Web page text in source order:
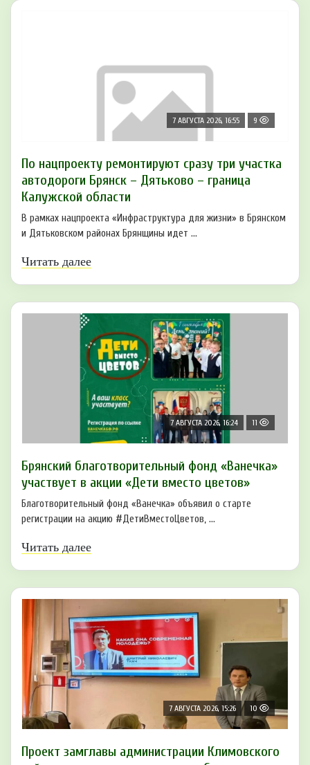
7 АВГУСТА 2026, 16:55 9
По нацпроекту ремонтируют сразу три участка
автодороги Брянск – Дятьково – граница
Калужской области
В рамках нацпроекта «Инфраструктура для жизни» в Брянском
и Дятьковском районах Брянщины идет ...
Читать далее
7 АВГУСТА 2026, 16:24 11
Брянский благотворительный фонд «Ванечка»
участвует в акции «Дети вместо цветов»
Благотворительный фонд «Ванечка» объявил о старте
регистрации на акцию #ДетиВместоЦветов, ...
Читать далее
7 АВГУСТА 2026, 15:26 10
Проект замглавы администрации Климовского